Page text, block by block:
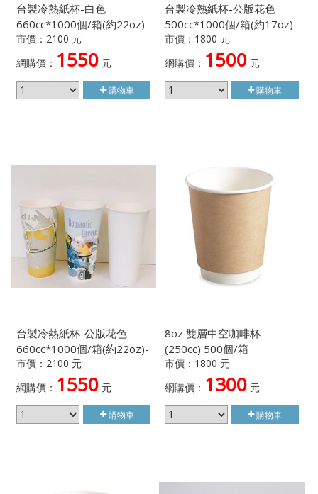
台製冷熱紙杯-白色
660cc*1000個/箱(約22oz)
市價：2100 元
網購價： 1550 元
購物車
台製冷熱紙杯-公版花色
500cc*1000個/箱(約17oz)-
顏色隨機出貨不挑款
市價：1800 元
網購價： 1500元
購物車
台製冷熱紙杯-公版花色
660cc*1000個/箱(約22oz)-
顏色隨機出貨不挑款
市價：2100 元
網購價： 1550 元
購物車
8oz 雙層中空咖啡杯
(250cc) 500個/箱
市價：1800 元
網購價： 1300元
購物車